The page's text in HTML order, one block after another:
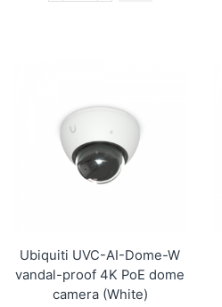
appliance
Ubiquiti UVC-AI-Dome-W
vandal-proof 4K PoE dome
camera (White)